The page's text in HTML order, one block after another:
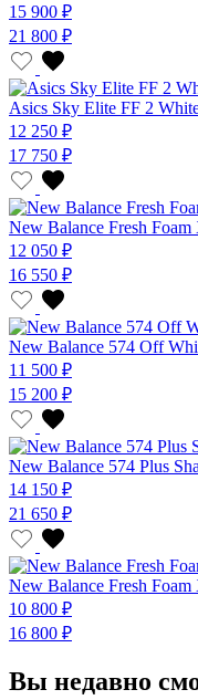
15 900 ₽
21 800 ₽
Asics Sky Elite FF 2
12 250 ₽
17 750 ₽
New Balance Fresh
12 050 ₽
16 550 ₽
New Balance 574 Off
11 500 ₽
15 200 ₽
New Balance 574 Plus
14 150 ₽
21 650 ₽
New Balance Fresh
10 800 ₽
16 800 ₽
Вы недавно